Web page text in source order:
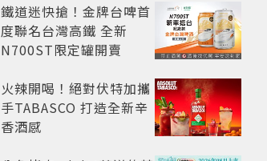
鐵道迷快搶！金牌台啤首
度聯名台灣高鐵 全新
N700ST限定罐開賣
火辣開喝！絕對伏特加攜
手TABASCO 打造全新辛
香酒感